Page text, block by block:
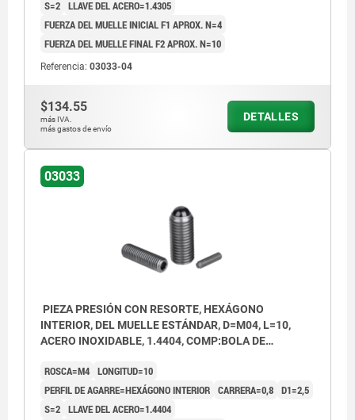
S=2 LLAVE DEL ACERO=1.4305
FUERZA DEL MUELLE INICIAL F1 APROX. N=4
FUERZA DEL MUELLE FINAL F2 APROX. N=10
Referencia: 03033-04
$134.55
más IVA.
más gastos de envío
DETALLES
03033
PIEZA PRESIÓN CON RESORTE, HEXÁGONO
INTERIOR, DEL MUELLE ESTÁNDAR, D=M04, L=10,
ACERO INOXIDABLE, 1.4404, COMP:BOLA DE
ROSCA=M4 LONGITUD=10
PERFIL DE AGARRE=HEXÁGONO INTERIOR CARRERA=0,8 D1=2,5
S=2 LLAVE DEL ACERO=1.4404